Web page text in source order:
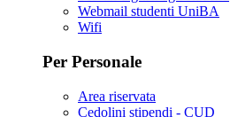
Webmail studenti UniBA
Wifi
Per Personale
Area riservata
Cedolini stipendi - CUD